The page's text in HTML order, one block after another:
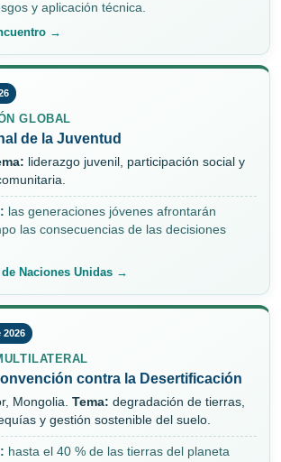
y aplicación técnica.
→
GLOBAL
de la Juventud
liderazgo juvenil, participación social y
las generaciones jóvenes afrontarán
las consecuencias de las decisiones
Naciones Unidas →
2026
contra la Desertificación
Mongolia. Tema: degradación de tierras,
y gestión sostenible del suelo.
hasta el 40 % de las tierras del planeta